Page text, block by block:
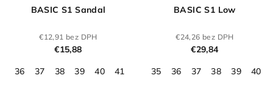
BASIC S1 Sandal
€12,91 bez DPH
€15,88
36
37 38 39 40 41 43 44 45 46 47 48
BASIC S1 Low
€24,26 bez DPH
€29,84
35
36 37 38 39 40